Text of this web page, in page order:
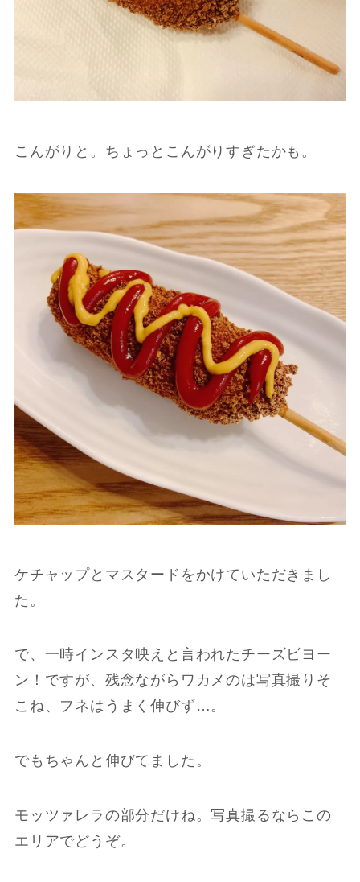
こんがりと。ちょっとこんがりすぎたかも。
ケチャップとマスタードをかけていただきまし
た。
で、一時インスタ映えと言われたチーズビヨー
ン！ですが、残念ながらワカメのは写真撮りそ
こね、フネはうまく伸びず…。
でもちゃんと伸びてました。
モッツァレラの部分だけね。写真撮るならこの
エリアでどうぞ。